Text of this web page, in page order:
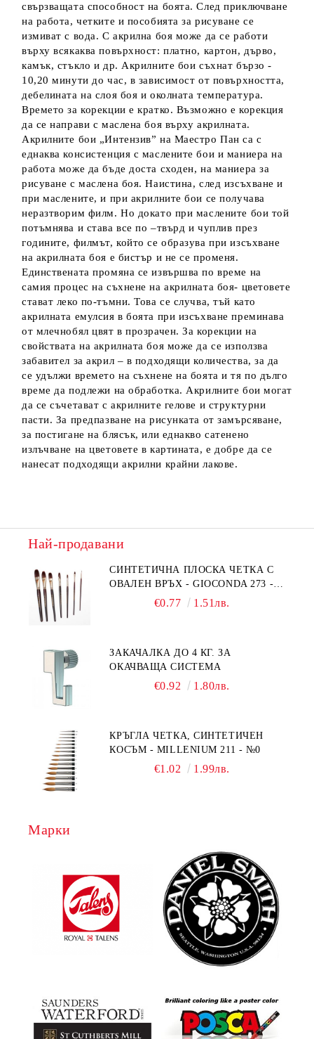
свързващата способност на боята. След приключване
на работа, четките и пособията за рисуване се
измиват с вода. С акрилна боя може да се работи
върху всякаква повърхност: платно, картон, дърво,
камък, стъкло и др. Акрилните бои съхнат бързо -
10,20 минути до час, в зависимост от повърхността,
дебелината на слоя боя и околната температура.
Времето за корекции е кратко. Възможно е корекция
да се направи с маслена боя върху акрилната.
Акрилните бои „Интензив” на Маестро Пан са с
еднаква консистенция с маслените бои и маниера на
работа може да бъде доста сходен, на маниера за
рисуване с маслена боя. Наистина, след изсъхване и
при маслените, и при акрилните бои се получава
неразтворим филм. Но докато при маслените бои той
потъмнява и става все по –твърд и чуплив през
годините, филмът, който се образува при изсъхване
на акрилната боя е бистър и не се променя.
Единствената промяна се извършва по време на
самия процес на съхнене на акрилната боя- цветовете
стават леко по-тъмни. Това се случва, тъй като
акрилната емулсия в боята при изсъхване преминава
от млечнобял цвят в прозрачен. За корекции на
свойствата на акрилната боя може да се използва
забавител за акрил – в подходящи количества, за да
се удължи времето на съхнене на боята и тя по дълго
време да подлежи на обработка. Акрилните бои могат
да се съчетават с акрилните гелове и структурни
пасти. За предпазване на рисунката от замърсяване,
за постигане на блясък, или еднакво сатенено
излъчване на цветовете в картината, е добре да се
нанесат подходящи акрилни крайни лакове.
Най-продавани
СИНТЕТИЧНА ПЛОСКА ЧЕТКА С
ОВАЛЕН ВРЪХ - GIOCONDA 273 -
€0.77 1.51лв.
ЗАКАЧАЛКА ДО 4 КГ. ЗА
ОКАЧВАЩА СИСТЕМА
€0.92 1.80лв.
КРЪГЛА ЧЕТКА, СИНТЕТИЧЕН
КОСЪМ - MILLENIUM 211 - №0
€1.02 1.99лв.
Марки